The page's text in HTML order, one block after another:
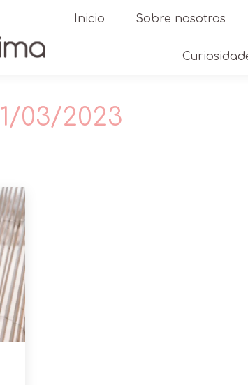
Inicio Sobre nosotras
03/2023